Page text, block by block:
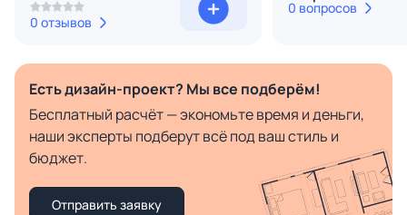
0 отзывов
0 вопросов
Есть дизайн-проект? Мы все подберём!
Бесплатный расчёт — экономьте время и деньги,
наши эксперты подберут всё под ваш стиль и
бюджет.
Отправить заявку